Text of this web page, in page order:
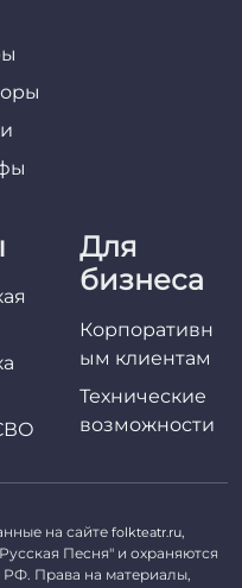
Для
бизнеса
Корпоративн
ым клиентам
Технические
возможности
на сайте folkteatr.ru,
Песня" и охраняются
РФ. Права на материалы,